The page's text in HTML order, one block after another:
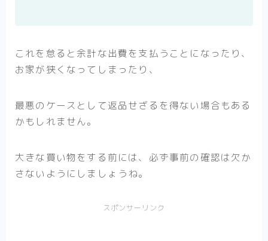
これを怠ると余計な出費を支払うことになったり、
お家が狭くなってしまったり、
最悪のケースとして返品せざるを得ない場合もある
かもしれません。
大きな買い物をする前には、必ず事前の確認は欠か
さないようにしましょうね。
スポンサーリンク